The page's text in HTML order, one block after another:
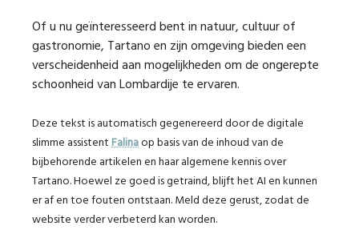
Of u nu geïnteresseerd bent in natuur, cultuur of
gastronomie, Tartano en zijn omgeving bieden een
verscheidenheid aan mogelijkheden om de ongerepte
schoonheid van Lombardije te ervaren.
Deze tekst is automatisch gegenereerd door de digitale
slimme assistentFalinaop basis van de inhoud van de
bijbehorende artikelen en haar algemene kennis over
Tartano. Hoewel ze goed is getraind, blijft het AI en kunnen
er af en toe fouten ontstaan. Meld deze gerust, zodat de
website verder verbeterd kan worden.